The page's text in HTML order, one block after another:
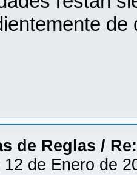
de
de Reglas /
12 de Enero de